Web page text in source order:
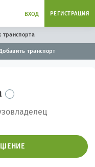
ВХОД РЕГИСТРАЦИЯ
транспорта
транспорт